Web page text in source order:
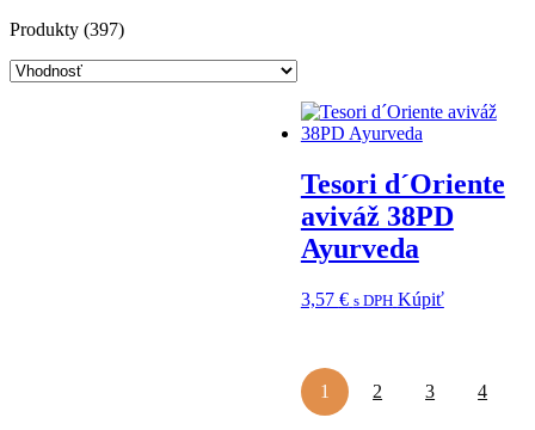
Produkty (397)
Tesori d´Oriente
aviváž 38PD
Ayurveda
3,57 € s DPH Kúpiť
1 2 3 4